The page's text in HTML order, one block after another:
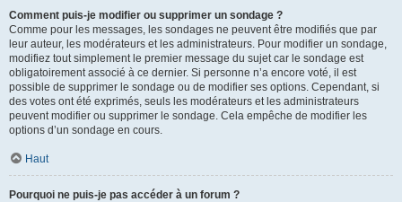
Comment puis-je modifier ou supprimer un sondage ?
Comme pour les messages, les sondages ne peuvent être modifiés que par
leur auteur, les modérateurs et les administrateurs. Pour modifier un sondage,
modifiez tout simplement le premier message du sujet car le sondage est
obligatoirement associé à ce dernier. Si personne n’a encore voté, il est
possible de supprimer le sondage ou de modifier ses options. Cependant, si
des votes ont été exprimés, seuls les modérateurs et les administrateurs
peuvent modifier ou supprimer le sondage. Cela empêche de modifier les
options d’un sondage en cours.
Haut
Pourquoi ne puis-je pas accéder à un forum ?